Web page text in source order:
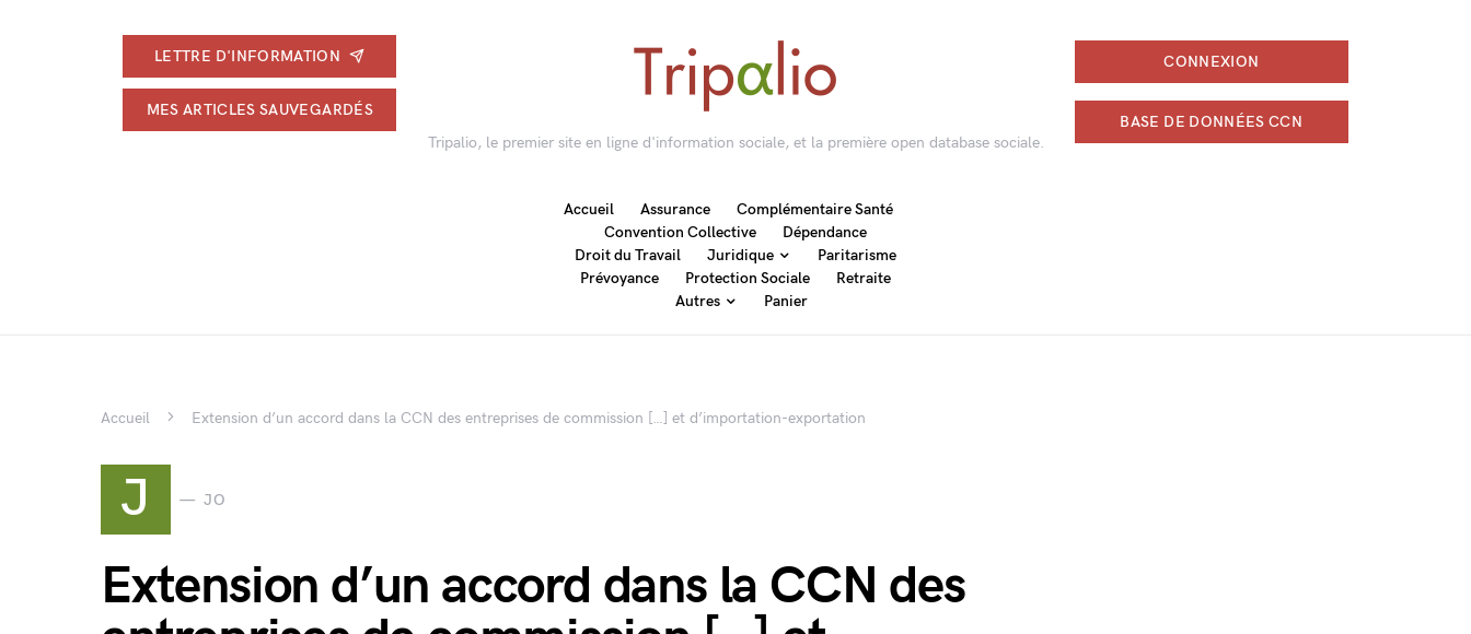
LETTRE D'INFORMATION
MES ARTICLES SAUVEGARDÉS
Tripalio, le premier site en ligne d'information sociale, et la première open database sociale.
CONNEXION
BASE DE DONNÉES CCN
Accueil Assurance
Complémentaire Santé
Convention Collective
Dépendance
Droit du Travail
Juridique
Paritarisme
Prévoyance
Protection Sociale
Retraite
Autres
Panier
Accueil Extension d’un accord dans la CCN des entreprises de commission […] et d’importation-exportation
J JO
Extension d’un accord dans la CCN des